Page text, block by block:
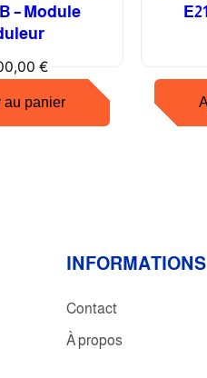
– Module
€
au panier
INFORMATIONS
Contact
À propos